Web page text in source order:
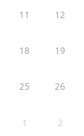
11 12
18 19
25 26
1 2